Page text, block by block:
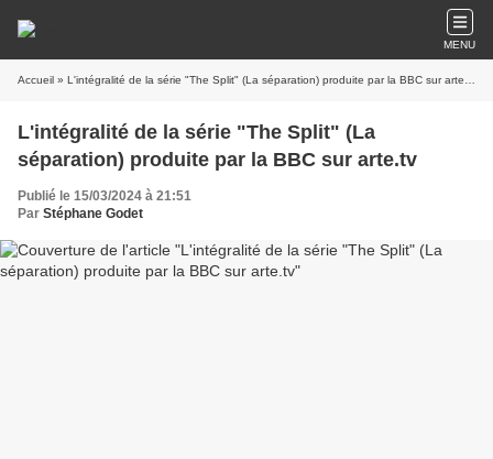
MENU
Accueil » L'intégralité de la série "The Split" (La séparation) produite par la BBC sur arte.tv
L'intégralité de la série "The Split" (La
séparation) produite par la BBC sur arte.tv
Publié le 15/03/2024 à 21:51
Par Stéphane Godet